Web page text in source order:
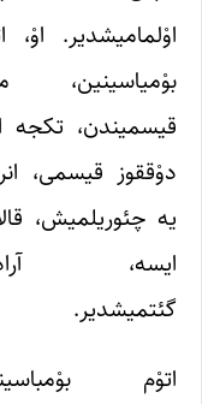
اوْلمامیشدیر. اوْ،
‌بوْمیاسینین،
قیسمیندن، تکجه اوْن
دوْققوز قیسمی،
یه چئوریلمیش،
ایسه،
گئتمیشدیر.
اتوْم